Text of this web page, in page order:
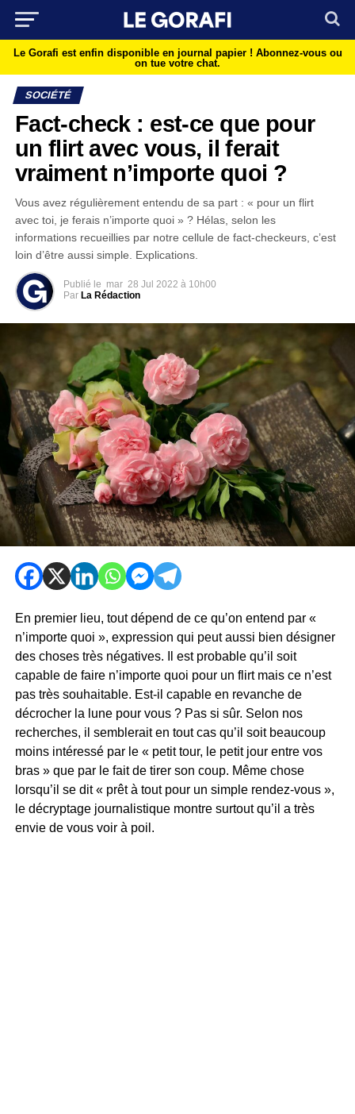
Le Gorafi est enfin disponible en journal papier ! Abonnez-vous ou
on tue votre chat.
SOCIÉTÉ
Fact-check : est-ce que pour
un flirt avec vous, il ferait
vraiment n’importe quoi ?
Vous avez régulièrement entendu de sa part : « pour un flirt
avec toi, je ferais n’importe quoi » ? Hélas, selon les
informations recueillies par notre cellule de fact-checkeurs, c’est
loin d’être aussi simple. Explications.
Publié le mar 28 Jul 2022 à 10h00
Par La Rédaction
En premier lieu, tout dépend de ce qu’on entend par «
n’importe quoi », expression qui peut aussi bien désigner
des choses très négatives. Il est probable qu’il soit
capable de faire n’importe quoi pour un flirt mais ce n’est
pas très souhaitable. Est-il capable en revanche de
décrocher la lune pour vous ? Pas si sûr. Selon nos
recherches, il semblerait en tout cas qu’il soit beaucoup
moins intéressé par le « petit tour, le petit jour entre vos
bras » que par le fait de tirer son coup. Même chose
lorsqu’il se dit « prêt à tout pour un simple rendez-vous »,
le décryptage journalistique montre surtout qu’il a très
envie de vous voir à poil.